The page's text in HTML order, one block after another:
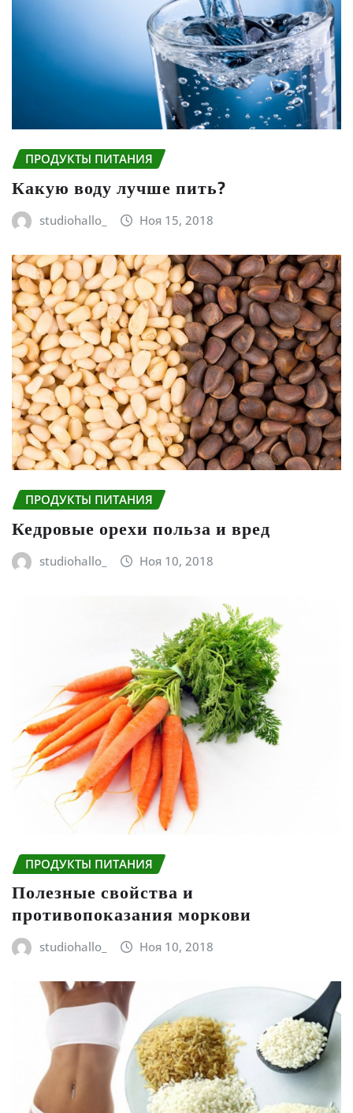
ПРОДУКТЫ ПИТАНИЯ
Какую воду лучше пить?
studiohallo_ Ноя 15, 2018
ПРОДУКТЫ ПИТАНИЯ
Кедровые орехи польза и вред
studiohallo_ Ноя 10, 2018
ПРОДУКТЫ ПИТАНИЯ
Полезные свойства и
противопоказания моркови
studiohallo_ Ноя 10, 2018